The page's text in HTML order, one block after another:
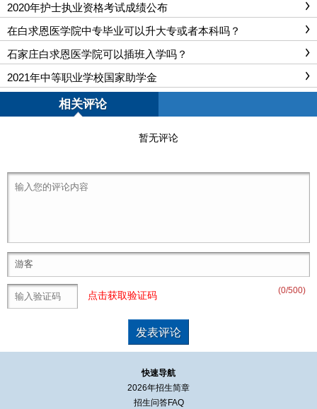
2020年护士执业资格考试成绩公布
在白求恩医学院中专毕业可以升大专或者本科吗？
石家庄白求恩医学院可以插班入学吗？
2021年中等职业学校国家助学金
相关评论
暂无评论
(0/500)
点击获取验证码
快速导航
2026年招生简章
招生问答FAQ